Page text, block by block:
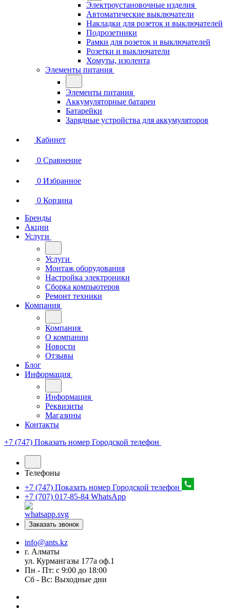
Электроустановочные изделия
Автоматические выключатели
Накладки для розеток и выключателей
Подрозетники
Рамки для розеток и выключателей
Розетки и выключатели
Хомуты, изолента
Элементы питания
Элементы питания
Аккумуляторные батареи
Батарейки
Зарядные устройства для аккумуляторов
Кабинет
0 Сравнение
0 Избранное
0 Корзина
Бренды
Акции
Услуги
Услуги
Монтаж оборудования
Настройка электроники
Сборка компьютеров
Ремонт техники
Компания
Компания
О компании
Новости
Отзывы
Блог
Информация
Информация
Реквизиты
Магазины
Контакты
+7 (747) Показать номер Городской телефон
Телефоны
+7 (747) Показать номер Городской телефон
+7 (707) 017-85-84 WhatsApp
Заказать звонок
info@ants.kz
г. Алматы
ул. Курмангазы 177а оф.1
Пн - Пт: с 9:00 до 18:00
Сб - Вс: Выходные дни